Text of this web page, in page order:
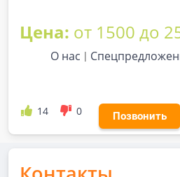
Цена: от 1500 до
О нас
14 0 Позвонить